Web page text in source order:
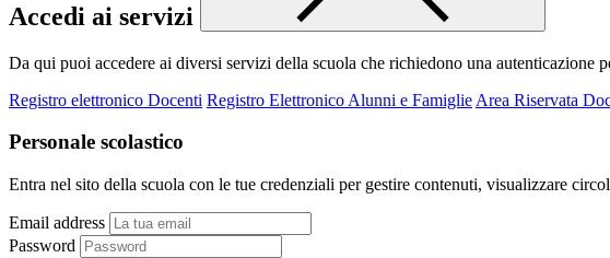
Accedi ai servizi
Da qui puoi accedere ai diversi servizi della scuola che richiedono una autenticazione
Registro elettronico Docenti Registro Elettronico Alunni e Famiglie Area Riservata
Personale scolastico
Entra nel sito della scuola con le tue credenziali per gestire contenuti, visualizzare
Email address
Password